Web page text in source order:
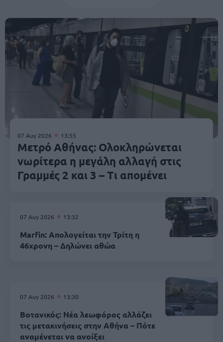
07 Αυγ 2026 13:55
Μετρό Αθήνας: Ολοκληρώνεται
νωρίτερα η μεγάλη αλλαγή στις
Γραμμές 2 και 3 – Τι απομένει
07 Αυγ 2026 13:32
Marfin: Απολογείται την Τρίτη η
46χρονη – Δηλώνει αθώα
07 Αυγ 2026 13:30
Βοτανικός: Νέα λεωφόρος αλλάζει
τις μετακινήσεις στην Αθήνα – Πότε
αναμένεται να ανοίξει